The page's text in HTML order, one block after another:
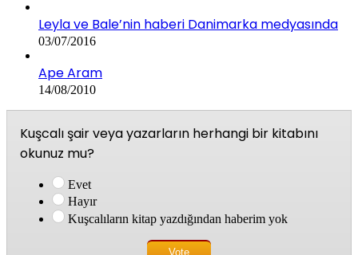
Leyla ve Bale’nin haberi Danimarka medyasında
03/07/2016
Ape Aram
14/08/2010
Kuşcalı şair veya yazarların herhangi bir kitabını
okunuz mu?
Evet
Hayır
Kuşcalıların kitap yazdığından haberim yok